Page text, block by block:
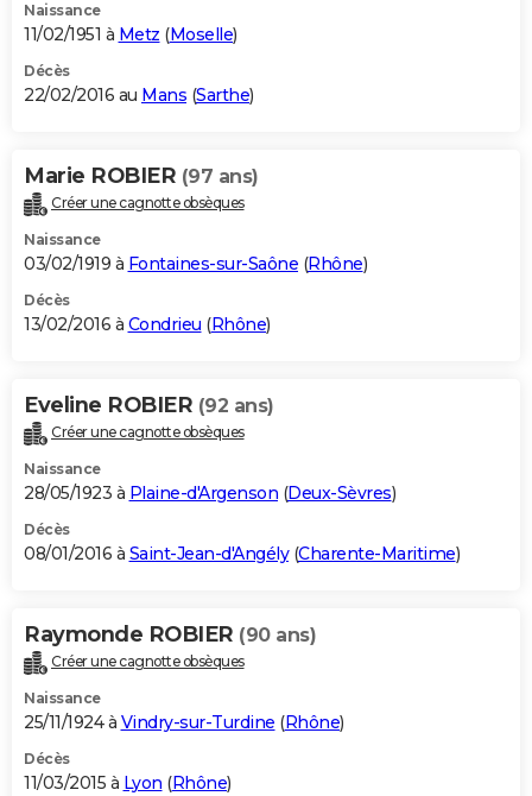
Naissance
11/02/1951 à Metz (Moselle)
Décès
22/02/2016 au Mans (Sarthe)
Marie ROBIER (97 ans)
Créer une cagnotte obsèques
Naissance
03/02/1919 à Fontaines-sur-Saône (Rhône)
Décès
13/02/2016 à Condrieu (Rhône)
Eveline ROBIER (92 ans)
Créer une cagnotte obsèques
Naissance
28/05/1923 à Plaine-d'Argenson (Deux-Sèvres)
Décès
08/01/2016 à Saint-Jean-d'Angély(Charente-Maritime)
Raymonde ROBIER (90 ans)
Créer une cagnotte obsèques
Naissance
25/11/1924 à Vindry-sur-Turdine (Rhône)
Décès
11/03/2015 à Lyon (Rhône)